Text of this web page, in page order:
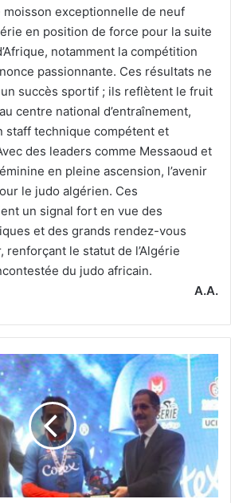
moisson exceptionnelle de neuf
en position de force pour la suite
notamment la compétition
passionnante. Ces résultats ne
succès sportif ; ils reflètent le fruit
centre national d’entraînement,
staff technique compétent et
des leaders comme Messaoud et
en pleine ascension, l’avenir
le judo algérien. Ces
un signal fort en vue des
et des grands rendez-vous
renforçant le statut de l’Algérie
du judo africain.
A.A.